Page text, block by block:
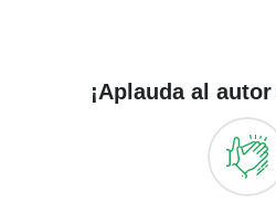
¡Aplauda al